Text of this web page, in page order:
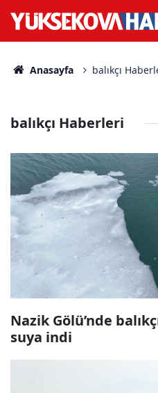
Anasayfa balıkçı
balıkçı Haberleri
Nazik Gölü’nde
suya indi